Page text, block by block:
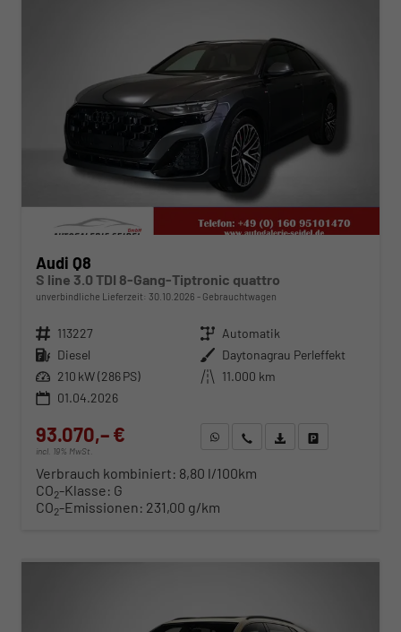
Audi Q8
S line 3.0 TDI 8-Gang-Tiptronic quattro
unverbindliche Lieferzeit: 30.10.2026 Gebrauchtwagen
Fahrzeugnr. 113227 Getriebe Automatik
Kraftstoff Diesel Außenfarbe Daytonagrau Perleffekt
Leistung 210 kW (286 PS) Kilometerstand 11.000 km
01.04.2026
93.070,– €
incl. 19% MwSt.
WhatsApp anfragen
Wir rufen Sie anFahrzeugexposé (PDF)
Verbrauch kombiniert: 8,80 l/100km
CO2-Klasse: G
CO2-Emissionen: 231,00 g/km